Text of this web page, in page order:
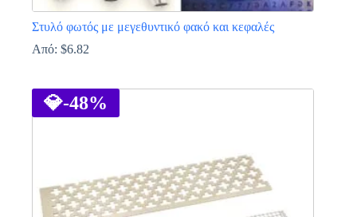
Στυλό φωτός με μεγεθυντικό φακό και κεφαλές
Από: $6.82
το
προϊόν
έχει
μπορούν
να
💎-48%